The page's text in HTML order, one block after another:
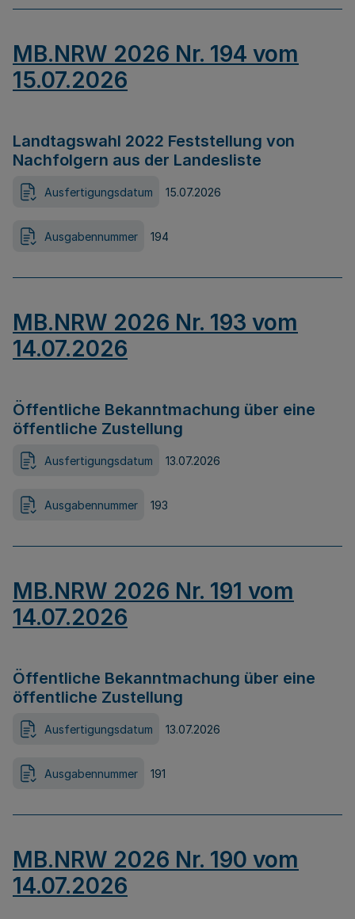
MB.NRW 2026 Nr. 194 vom
15.07.2026
Landtagswahl 2022 Feststellung von
Nachfolgern aus der Landesliste
Ausfertigungsdatum 15.07.2026
Ausgabennummer 194
MB.NRW 2026 Nr. 193 vom
14.07.2026
Öffentliche Bekanntmachung über eine
öffentliche Zustellung
Ausfertigungsdatum 13.07.2026
Ausgabennummer 193
MB.NRW 2026 Nr. 191 vom
14.07.2026
Öffentliche Bekanntmachung über eine
öffentliche Zustellung
Ausfertigungsdatum 13.07.2026
Ausgabennummer 191
MB.NRW 2026 Nr. 190 vom
14.07.2026